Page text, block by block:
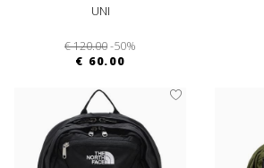
UNI
€ 120.00-50%
€ 60.00